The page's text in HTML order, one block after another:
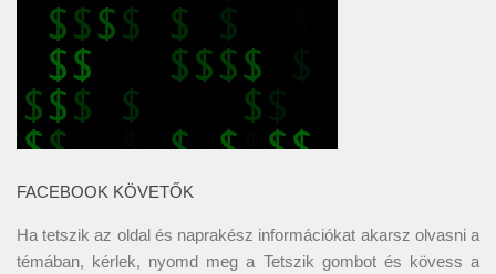
FACEBOOK KÖVETŐK
Ha tetszik az oldal és naprakész információkat akarsz olvasni a
témában, kérlek, nyomd meg a Tetszik gombot és kövess a